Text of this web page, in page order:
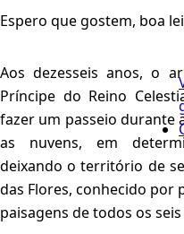
Espero que gostem, boa
Aos dezesseis anos, o
Príncipe do Reino
fazer um passeio durante
as nuvens, em
deixando o território de
das Flores, conhecido por
paisagens de todos os